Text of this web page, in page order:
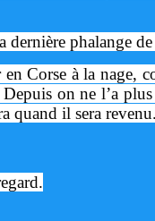
phalange
Corse à la nage,
on ne l’a
quand il sera